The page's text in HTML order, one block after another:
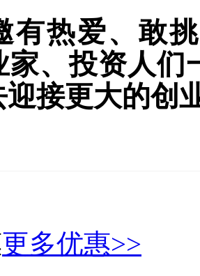
有热爱、敢
家、投资人们
迎接更大的创
更多优惠>>